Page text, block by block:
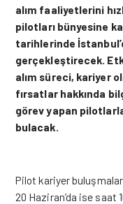
alım faaliyetlerini
pilotları bünyesine
tarihlerinde
gerçekleştirecek.
alım süreci, kariyer
fırsatlar hakkında
görev yapan
bulacak.
Pilot kariyer
20 Haziran’da ise saat